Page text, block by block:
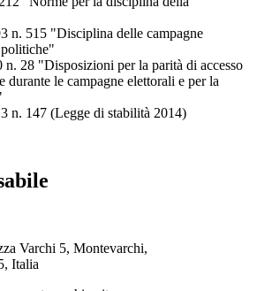
n. 515 "Disciplina delle campagne
n. 28 "Disposizioni per la parità di accesso
le campagne elettorali e per la
n. 147 (Legge di stabilità 2014)
Varchi 5, Montevarchi,
Italia